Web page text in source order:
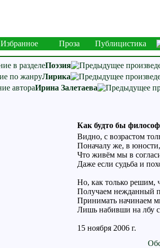
Избранное Проза Публицистика
Поэзия
Лирика
Ирина Залетаева
Как будто бы
Видно, с возрастом
Поначалу же, в
Что живём мы в
Даже если судьба и
Но, как только решим,
Получаем нежданный
Принимать начинаем
Лишь набивши на лбу
15 ноября 2006 г.